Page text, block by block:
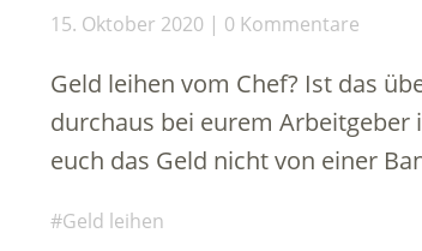
15. Oktober 2020 0 Kommentare
Geld leihen vom Chef? Ist das
durchaus bei eurem
euch das Geld nicht von einer
Geld leihen